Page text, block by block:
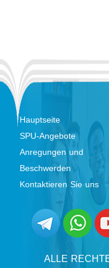
Hauptseite
SPU-Angebote
Anregungen und
Beschwerden
Kontaktieren Sie uns
ALLE